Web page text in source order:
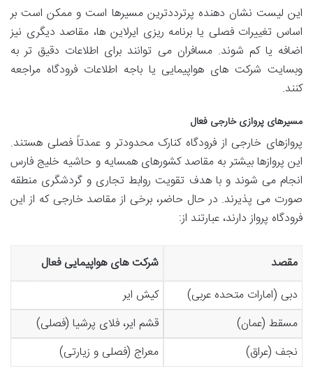
این لیست نشان دهنده پرترددترین مسیرها است و ممکن است بر
اساس تغییرات فصلی یا برنامه ریزی ایرلاین ها، مقاصد دیگری نیز
اضافه یا کم شوند. مسافران می توانند برای اطلاعات دقیق تر به
وبسایت شرکت های هواپیمایی یا باجه اطلاعات فرودگاه مراجعه
کنند.
مسیرهای پروازی خارجی فعال
پروازهای خارجی از فرودگاه کنارک محدودتر و عمدتاً فصلی هستند.
این پروازها بیشتر به مقاصد کشورهای همسایه و حاشیه خلیج فارس
انجام می شوند و با هدف تقویت روابط تجاری و گردشگری منطقه
صورت می پذیرند. در حال حاضر، برخی از مقاصد خارجی که از این
فرودگاه پرواز دارند، عبارتند از:
مقصد
شرکت های هواپیمایی فعال
دبی (امارات متحده عربی)
کیش ایر
مسقط (عمان)
قشم ایر، فلای پرشیا (فصلی)
نجف (عراق)
معراج (فصلی و زیارتی)